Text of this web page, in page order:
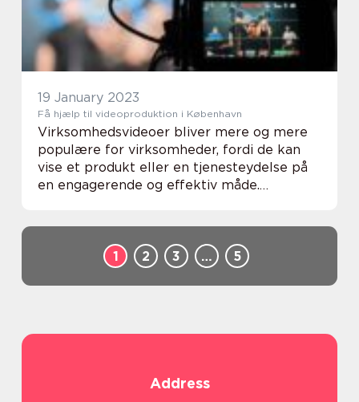
19 January 2023
Få hjælp til videoproduktion i København
Virksomhedsvideoer bliver mere og mere
populære for virksomheder, fordi de kan
vise et produkt eller en tjenesteydelse på
en engagerende og effektiv måde.
1
2 3 … 5
Address